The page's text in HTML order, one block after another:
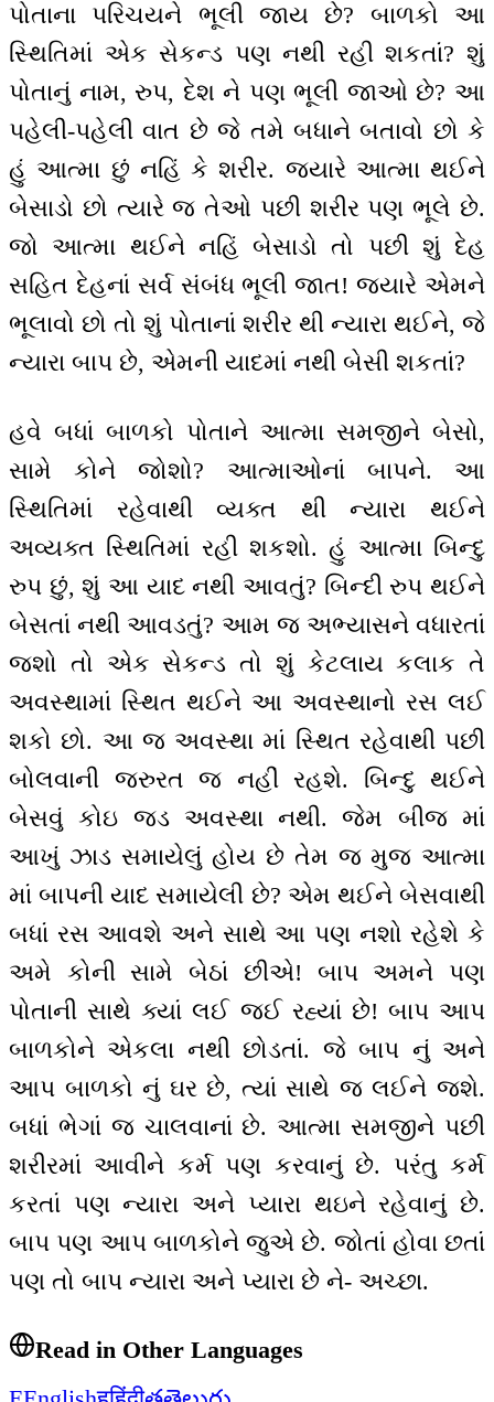
પોતાના પરિચયને ભૂલી જાય છે? બાળકો આ
સ્થિતિમાં એક સેકન્ડ પણ નથી રહી શકતાં? શું
પોતાનું નામ, રુપ, દેશ ને પણ ભૂલી જાઓ છે? આ
પહેલી-પહેલી વાત છે જે તમે બધાને બતાવો છો કે
હું આત્મા છું નહિં કે શરીર. જ્યારે આત્મા થઈને
બેસાડો છો ત્યારે જ તેઓ પછી શરીર પણ ભૂલે છે.
જો આત્મા થઈને નહિં બેસાડો તો પછી શું દેહ
સહિત દેહનાં સર્વ સંબંધ ભૂલી જાત! જ્યારે એમને
ભૂલાવો છો તો શું પોતાનાં શરીર થી ન્યારા થઈને, જે
ન્યારા બાપ છે, એમની યાદમાં નથી બેસી શકતાં?
હવે બધાં બાળકો પોતાને આત્મા સમજીને બેસો,
સામે કોને જોશો? આત્માઓનાં બાપને. આ
સ્થિતિમાં રહેવાથી વ્યક્ત થી ન્યારા થઈને
અવ્યક્ત સ્થિતિમાં રહી શકશો. હું આત્મા બિન્દુ
રુપ છું, શું આ યાદ નથી આવતું? બિન્દી રુપ થઈને
બેસતાં નથી આવડતું? આમ જ અભ્યાસને વધારતાં
જશો તો એક સેકન્ડ તો શું કેટલાય કલાક તે
અવસ્થામાં સ્થિત થઈને આ અવસ્થાનો રસ લઈ
શકો છો. આ જ અવસ્થા માં સ્થિત રહેવાથી પછી
બોલવાની જરુરત જ નહીં રહશે. બિન્દુ થઈને
બેસવું કોઇ જડ અવસ્થા નથી. જેમ બીજ માં
આખું ઝાડ સમાયેલું હોય છે તેમ જ મુજ આત્મા
માં બાપની યાદ સમાયેલી છે? એમ થઈને બેસવાથી
બધાં રસ આવશે અને સાથે આ પણ નશો રહેશે કે
અમે કોની સામે બેઠાં છીએ! બાપ અમને પણ
પોતાની સાથે ક્યાં લઈ જઈ રહ્યાં છે! બાપ આપ
બાળકોને એકલા નથી છોડતાં. જે બાપ નું અને
આપ બાળકો નું ઘર છે, ત્યાં સાથે જ લઈને જશે.
બધાં ભેગાં જ ચાલવાનાં છે. આત્મા સમજીને પછી
શરીરમાં આવીને કર્મ પણ કરવાનું છે. પરંતુ કર્મ
કરતાં પણ ન્યારા અને પ્યારા થઇને રહેવાનું છે.
બાપ પણ આપ બાળકોને જુએ છે. જોતાં હોવા છતાં
પણ તો બાપ ન્યારા અને પ્યારા છે ને- અચ્છા.
Read in Other Languages